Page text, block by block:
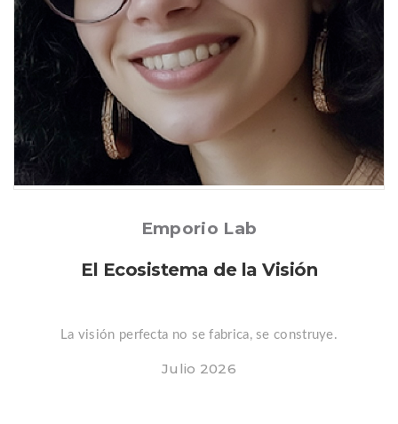
Posted
Emporio Lab
El Ecosistema de la Visión
La visión perfecta no se fabrica, se construye.
Julio 2026